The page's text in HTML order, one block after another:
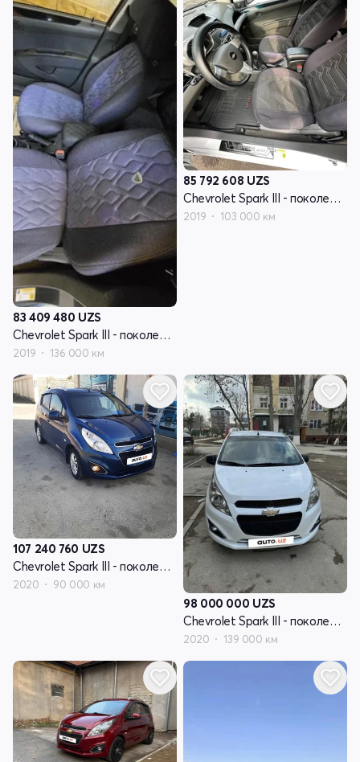
83 409 480 UZS
Chevrolet Spark III - поколение
2019 136 000 км
85 792 608 UZS
Chevrolet Spark III - поколение
2019 103 000 км
107 240 760 UZS
Chevrolet Spark III - поколение
2020 90 000 км
98 000 000 UZS
Chevrolet Spark III - поколение
2020 139 000 км